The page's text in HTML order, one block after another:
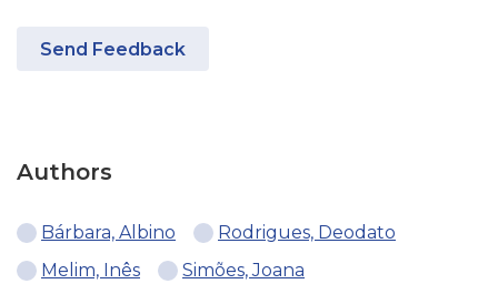
Send Feedback
Authors
Bárbara, Albino
Rodrigues, Deodato
Melim, Inês
Simões, Joana